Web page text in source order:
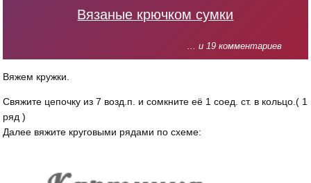
Вязаные крючком сумки
... и 19 комментариев
Вяжем кружки.
Свяжите цепочку из 7 возд.п. и сомкните её 1 соед. ст. в кольцо.( 1
ряд )
Далее вяжите круговыми рядами по схеме: